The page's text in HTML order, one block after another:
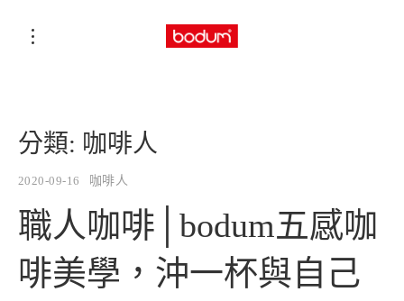
分類: 咖啡人
2020-09-16 咖啡人
職人咖啡│bodum五感咖
啡美學，沖一杯與自己